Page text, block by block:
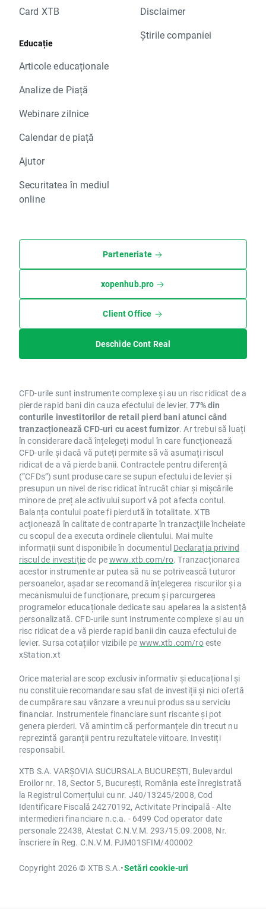
Card XTB
Educație
Articole educaționale
Analize de Piață
Webinare zilnice
Calendar de piață
Ajutor
Securitatea în mediul
online
Disclaimer
Știrile companiei
Parteneriate
xopenhub.pro
Client Office
Deschide Cont Real
CFD-urile sunt instrumente complexe și au un risc ridicat de a
pierde rapid bani din cauza efectului de levier.77% din
conturile investitorilor de retail pierd bani atunci când
tranzacționează CFD-uri cu acest furnizor. Ar trebui să luați
în considerare dacă înțelegeți modul în care funcționează
CFD-urile și dacă vă puteți permite să vă asumați riscul
ridicat de a vă pierde banii. Contractele pentru diferență
(”CFDs”) sunt produse care se supun efectului de levier și
presupun un nivel de risc ridicat întrucât chiar și mișcările
minore de preț ale activului suport vă pot afecta contul.
Balanța contului poate fi pierdută în totalitate. XTB
acţionează în calitate de contraparte în tranzacţiile încheiate
cu scopul de a executa ordinele clientului. Mai multe
informații sunt disponibile în documentul Declarația privind
riscul de investițiede pewww.xtb.com/ro. Tranzacționarea
acestor instrumente ar putea să nu se potrivească tuturor
persoanelor, așadar se recomandă înțelegerea riscurilor și a
mecanismului de funcționare, precum și parcurgerea
programelor educaționale dedicate sau apelarea la asistență
personalizată. CFD-urile sunt instrumente complexe și au un
risc ridicat de a vă pierde rapid banii din cauza efectului de
levier. Sursa cotațiilor vizibile pe www.xtb.com/roeste
xStation.xt
Orice material are scop exclusiv informativ și educațional și
nu constituie recomandare sau sfat de investiții și nici ofertă
de cumpărare sau vânzare a vreunui produs sau serviciu
financiar. Instrumentele financiare sunt riscante și pot
genera pierderi. Vă amintim că performanțele din trecut nu
reprezintă garanții pentru rezultatele viitoare. Investiți
responsabil.
XTB S.A. VARȘOVIA SUCURSALA BUCUREȘTI, Bulevardul
Eroilor nr. 18, Sector 5, București, România este înregistrată
la Registrul Comerțului cu nr. J40/13245/2008, Cod
Identificare Fiscală 24270192, Activitate Principală - Alte
intermedieri financiare n.c.a. - 6499 Cod operator date
personale 22438, Atestat C.N.V.M. 293/15.09.2008, Nr.
înscriere în Reg. C.N.V.M. PJM01SFIM/400002
Copyright 2026 © XTB S.A.•Setări cookie-uri